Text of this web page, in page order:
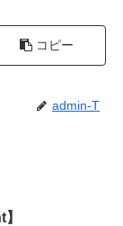
コピー
admin-T